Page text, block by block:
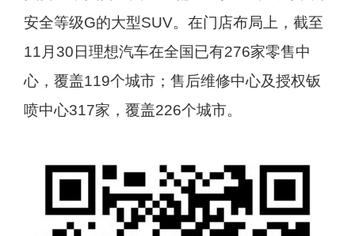
安全等级G的大型SUV。在门店布局上，截至
11月30日理想汽车在全国已有276家零售中
心，覆盖119个城市；售后维修中心及授权钣
喷中心317家，覆盖226个城市。